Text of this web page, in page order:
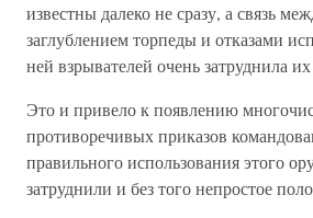
известны далеко не сразу, а связь
заглублением торпеды и отказами
ней взрывателей очень затруднила
Это и привело к появлению
противоречивых приказов
правильного использования этого
затруднили и без того непростое